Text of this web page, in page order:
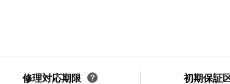
修理対応期限
初期保証